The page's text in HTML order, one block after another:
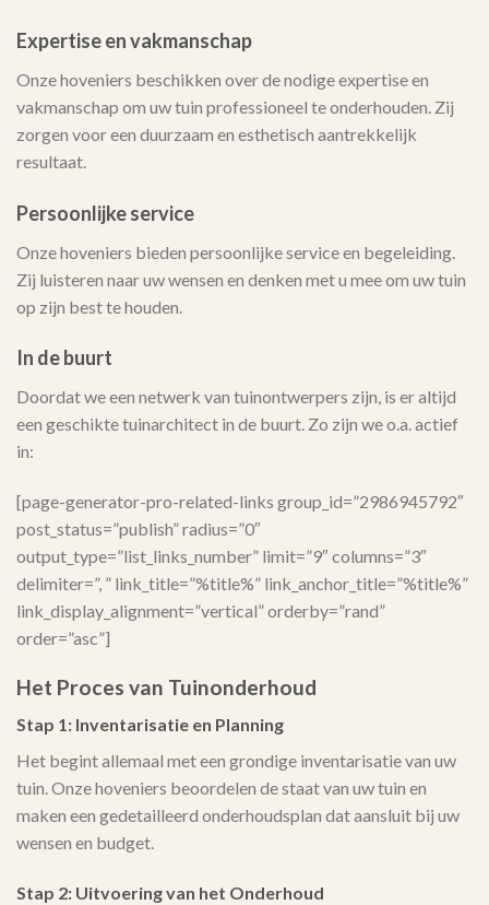
Expertise en vakmanschap
Onze hoveniers beschikken over de nodige expertise en
vakmanschap om uw tuin professioneel te onderhouden. Zij
zorgen voor een duurzaam en esthetisch aantrekkelijk
resultaat.
Persoonlijke service
Onze hoveniers bieden persoonlijke service en begeleiding.
Zij luisteren naar uw wensen en denken met u mee om uw tuin
op zijn best te houden.
In de buurt
Doordat we een netwerk van tuinontwerpers zijn, is er altijd
een geschikte tuinarchitect in de buurt. Zo zijn we o.a. actief
in:
[page-generator-pro-related-links group_id=”2986945792″
post_status=”publish” radius=”0″
output_type=”list_links_number” limit=”9″ columns=”3″
delimiter=”, ” link_title=”%title%” link_anchor_title=”%title%”
link_display_alignment=”vertical” orderby=”rand”
order=”asc”]
Het Proces van Tuinonderhoud
Stap 1: Inventarisatie en Planning
Het begint allemaal met een grondige inventarisatie van uw
tuin. Onze hoveniers beoordelen de staat van uw tuin en
maken een gedetailleerd onderhoudsplan dat aansluit bij uw
wensen en budget.
Stap 2: Uitvoering van het Onderhoud